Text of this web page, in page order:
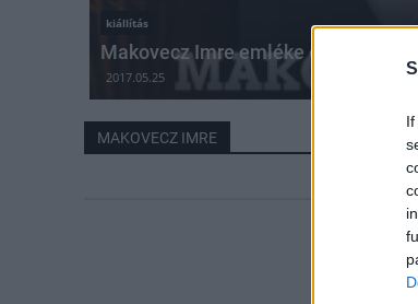
kiállítás
Makovecz Imre emléke előtt
2017.05.25
MAKOVECZ IMRE